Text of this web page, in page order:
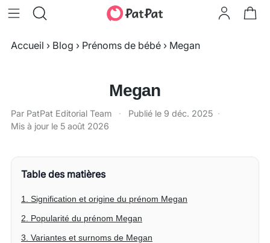
Accueil › Blog › Prénoms de bébé › Megan
Megan
Par PatPat Editorial Team · Publié le 9 déc. 2025 ·
Mis à jour le 5 août 2026
Table des matières
1. Signification et origine du prénom Megan
2. Popularité du prénom Megan
3. Variantes et surnoms de Megan